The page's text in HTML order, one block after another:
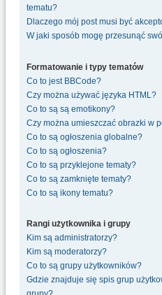
tematu?
Dlaczego mój post musi być
W jaki sposób mogę przesunąć
Formatowanie i typy tematów
Co to jest BBCode?
Czy można używać języka HTML?
Co to są są emotikony?
Czy można umieszczać obrazki w
Co to są ogłoszenia globalne?
Co to są ogłoszenia?
Co to są przyklejone tematy?
Co to są zamknięte tematy?
Co to są ikony tematu?
Rangi użytkownika i grupy
Kim są administratorzy?
Kim są moderatorzy?
Co to są grupy użytkowników?
Gdzie znajduje się spis grup